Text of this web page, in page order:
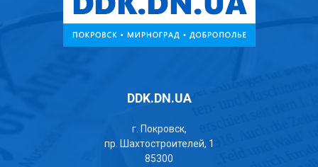
DDK.DN.UA
г. Покровск,
пр. Шахтостроителей, 1
85300